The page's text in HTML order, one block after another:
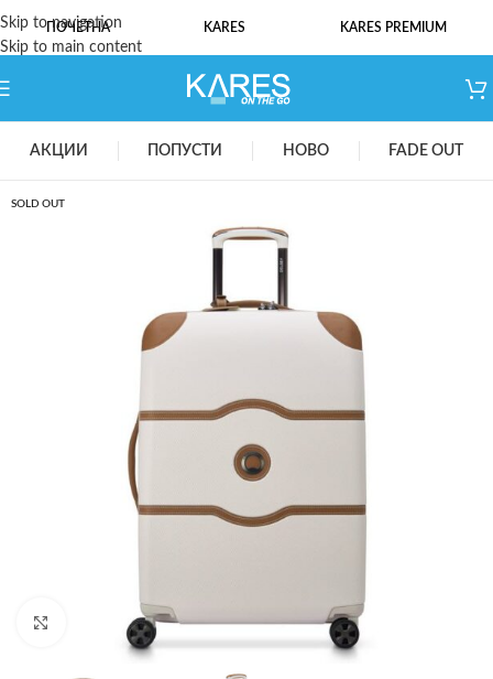
Skip to navigation
Skip to main content
ПОЧЕТНА KARES KARES PREMIUM
АКЦИИ ПОПУСТИ НОВО FADE OUT
SOLD OUT
Click to enlarge